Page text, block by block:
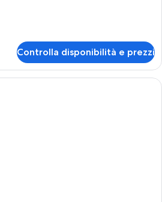
Controlla disponibilità e prezzi